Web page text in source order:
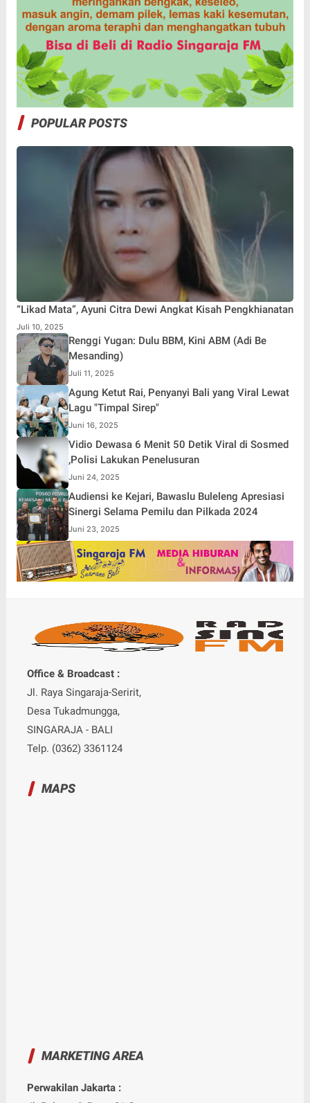
POPULAR POSTS
“Likad Mata”, Ayuni Citra Dewi Angkat Kisah Pengkhianatan
Juli 10, 2025
Renggi Yugan: Dulu BBM, Kini ABM (Adi Be
Mesanding)
Juli 11, 2025
Agung Ketut Rai, Penyanyi Bali yang Viral Lewat
Lagu "Timpal Sirep"
Juni 16, 2025
Vidio Dewasa 6 Menit 50 Detik Viral di Sosmed
,Polisi Lakukan Penelusuran
Juni 24, 2025
Audiensi ke Kejari, Bawaslu Buleleng Apresiasi
Sinergi Selama Pemilu dan Pilkada 2024
Juni 23, 2025
Office & Broadcast :
Jl. Raya Singaraja-Seririt,
Desa Tukadmungga,
SINGARAJA - BALI
Telp. (0362) 3361124
MAPS
MARKETING AREA
Perwakilan Jakarta :